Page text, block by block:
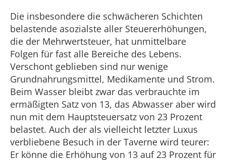
Die insbesondere die schwächeren Schichten
belastende asozialste aller Steuererhöhungen,
die der Mehrwertsteuer, hat unmittelbare
Folgen für fast alle Bereiche des Lebens.
Verschont geblieben sind nur wenige
Grundnahrungsmittel, Medikamente und Strom.
Beim Wasser bleibt zwar das verbrauchte im
ermäßigten Satz von 13, das Abwasser aber wird
nun mit dem Hauptsteuersatz von 23 Prozent
belastet. Auch der als vielleicht letzter Luxus
verbliebene Besuch in der Taverne wird teurer:
Er könne die Erhöhung von 13 auf 23 Prozent für